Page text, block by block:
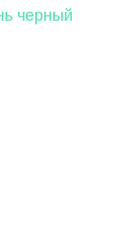
черный